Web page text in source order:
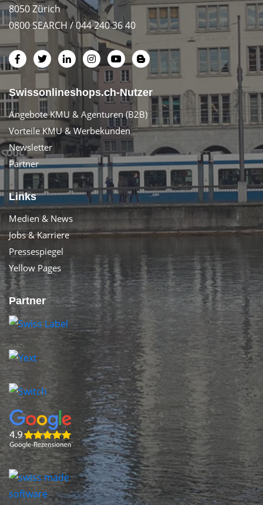
8050 Zürich
0800 SEARCH / 044 240 36 40
Swissonlineshops.ch-Nutzer
Angebote KMU & Agenturen (B2B)
Vorteile KMU & Werbekunden
Newsletter
Partner
Links
Medien & News
Jobs & Karriere
Pressespiegel
Yellow Pages
Partner